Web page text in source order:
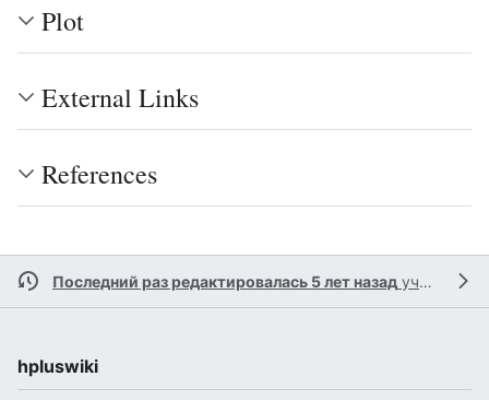
Plot
External Links
References
Последний раз редактировалась 5 лет назад участником
hpluswiki